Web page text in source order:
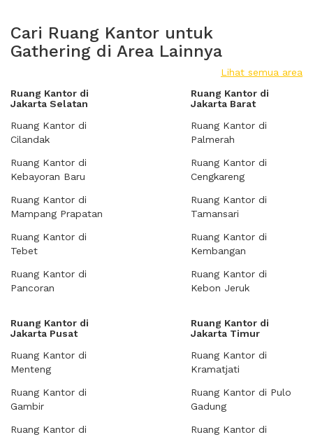
Cari Ruang Kantor untuk
Gathering di Area Lainnya
Lihat semua area
Ruang Kantor di
Jakarta Selatan
Ruang Kantor di
Cilandak
Ruang Kantor di
Kebayoran Baru
Ruang Kantor di
Mampang Prapatan
Ruang Kantor di
Tebet
Ruang Kantor di
Pancoran
Ruang Kantor di
Jakarta Barat
Ruang Kantor di
Palmerah
Ruang Kantor di
Cengkareng
Ruang Kantor di
Tamansari
Ruang Kantor di
Kembangan
Ruang Kantor di
Kebon Jeruk
Ruang Kantor di
Jakarta Pusat
Ruang Kantor di
Menteng
Ruang Kantor di
Gambir
Ruang Kantor di
Ruang Kantor di
Jakarta Timur
Ruang Kantor di
Kramatjati
Ruang Kantor di Pulo
Gadung
Ruang Kantor di